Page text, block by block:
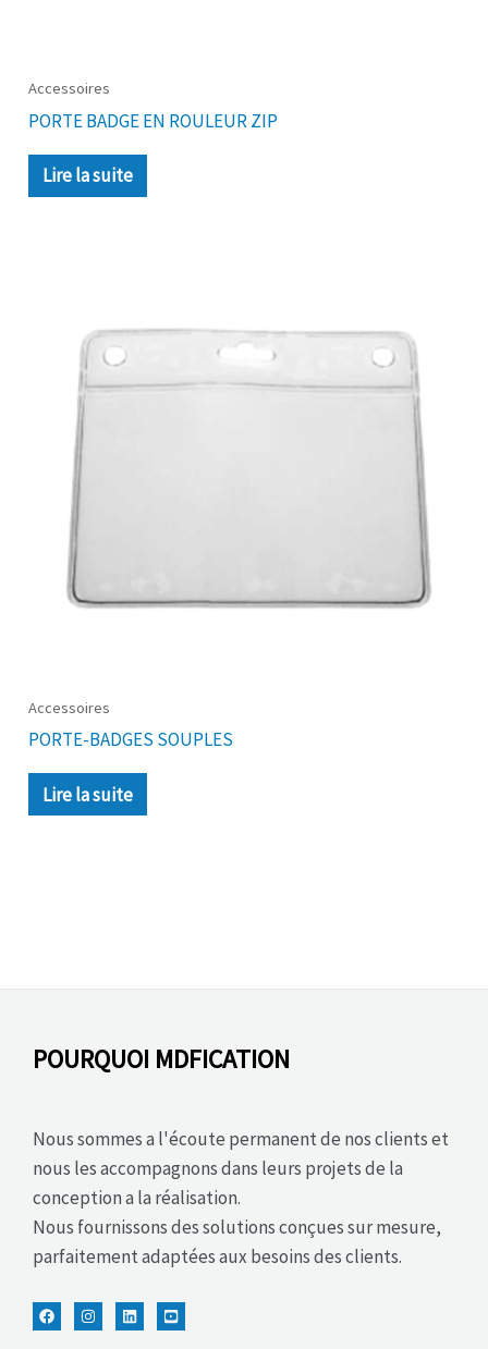
Accessoires
PORTE BADGE EN ROULEUR ZIP
Lire la suite
Accessoires
PORTE-BADGES SOUPLES
Lire la suite
POURQUOI MDFICATION
Nous sommes a l'écoute permanent de nos clients et
nous les accompagnons dans leurs projets de la
conception a la réalisation.
Nous fournissons des solutions conçues sur mesure,
parfaitement adaptées aux besoins des clients.